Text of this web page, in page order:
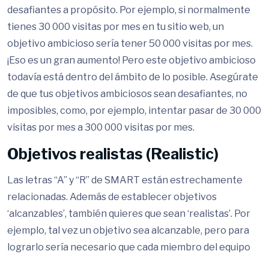
desafiantes a propósito. Por ejemplo, si normalmente
tienes 30 000 visitas por mes en tu sitio web, un
objetivo ambicioso sería tener 50 000 visitas por mes.
¡Eso es un gran aumento! Pero este objetivo ambicioso
todavía está dentro del ámbito de lo posible. Asegúrate
de que tus objetivos ambiciosos sean desafiantes, no
imposibles, como, por ejemplo, intentar pasar de 30 000
visitas por mes a 300 000 visitas por mes.
Objetivos realistas (Realistic)
Las letras “A” y “R” de SMART están estrechamente
relacionadas. Además de establecer objetivos
‘alcanzables’, también quieres que sean ‘realistas’. Por
ejemplo, tal vez un objetivo sea alcanzable, pero para
lograrlo sería necesario que cada miembro del equipo